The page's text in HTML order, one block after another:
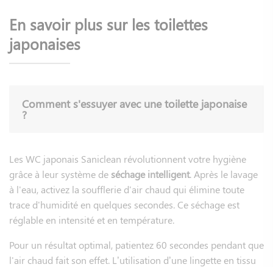
En savoir plus sur les toilettes
japonaises
Comment s'essuyer avec une toilette japonaise
?
Les WC japonais Saniclean révolutionnent votre hygiène
grâce à leur système de séchage intelligent. Après le lavage
à l'eau, activez la soufflerie d'air chaud qui élimine toute
trace d'humidité en quelques secondes. Ce séchage est
réglable en intensité et en température.
Pour un résultat optimal, patientez 60 secondes pendant que
l'air chaud fait son effet. L’utilisation d’une lingette en tissu